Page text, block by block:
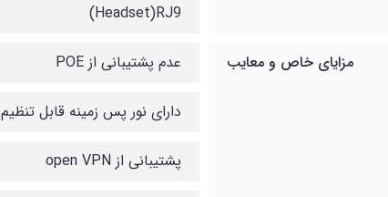
Headset)RJ9)
مزایای خاص و معایب عدم پشتیبانی از POE
دارای نور پس زمینه قابل تنظیم
پشتیبانی از open VPN